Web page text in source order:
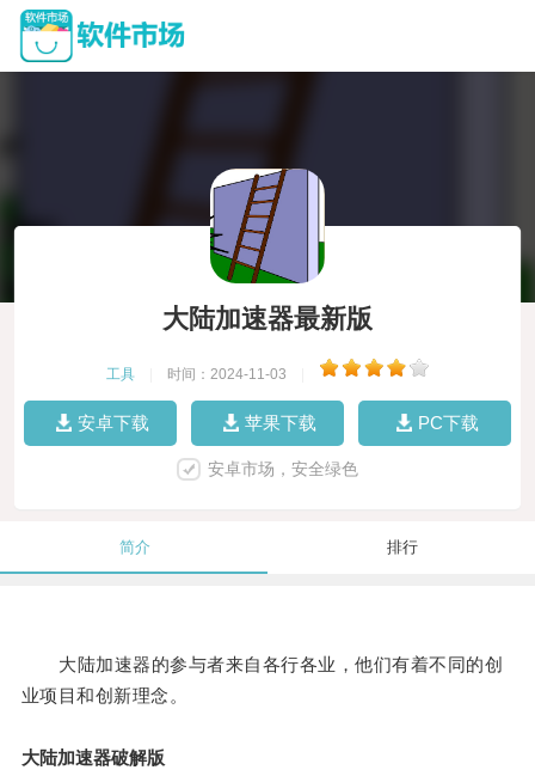
大陆加速器最新版
工具 时间：2024-11-03
安卓下载 苹果下载 PC下载
安卓市场，安全绿色
简介 排行
大陆加速器的参与者来自各行各业，他们有着不同的创
业项目和创新理念。
大陆加速器破解版